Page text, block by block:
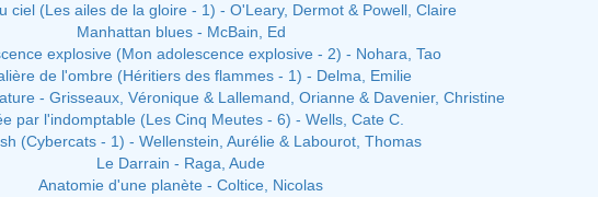
ciel (Les ailes de la gloire - 1) - O'Leary, Dermot & Powell, Claire
Manhattan blues - McBain, Ed
explosive (Mon adolescence explosive - 2) - Nohara, Tao
de l'ombre (Héritiers des flammes - 1) - Delma, Emilie
- Grisseaux, Véronique & Lallemand, Orianne & Davenier, Christine
par l'indomptable (Les Cinq Meutes - 6) - Wells, Cate C.
(Cybercats - 1) - Wellenstein, Aurélie & Labourot, Thomas
Le Darrain - Raga, Aude
Anatomie d'une planète - Coltice, Nicolas